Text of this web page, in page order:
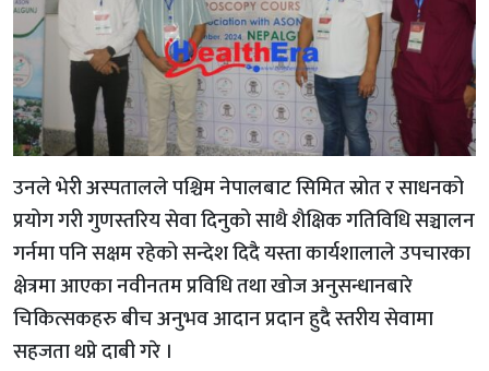
उनले भेरी अस्पतालले पश्चिम नेपालबाट सिमित स्रोत र साधनको
प्रयोग गरी गुणस्तरिय सेवा दिनुको साथै शैक्षिक गतिविधि सञ्चालन
गर्नमा पनि सक्षम रहेको सन्देश दिदै यस्ता कार्यशालाले उपचारका
क्षेत्रमा आएका नवीनतम प्रविधि तथा खोज अनुसन्धानबारे
चिकित्सकहरु बीच अनुभव आदान प्रदान हुदै स्तरीय सेवामा
सहजता थप्ने दाबी गरे ।